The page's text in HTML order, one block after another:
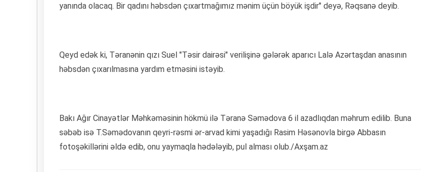
yanında olacaq. Bir qadını həbsdən çıxartmağımız mənim üçün böyük işdir" deyə, Rəqsanə deyib.
Qeyd edək ki, Təranənin qızı Suel "Təsir dairəsi" verilişinə gələrək aparıcı Lalə Azərtaşdan anasının
həbsdən çıxarılmasına yardım etməsini istəyib.
Bakı Ağır Cinayətlər Məhkəməsinin hökmü ilə Təranə Səmədova 6 il azadlıqdan məhrum edilib. Buna
səbəb isə T.Səmədovanın qeyri-rəsmi ər-arvad kimi yaşadığı Rasim Həsənovla birgə Abbasın
fotoşəkillərini əldə edib, onu yaymaqla hədələyib, pul alması olub./Axşam.az